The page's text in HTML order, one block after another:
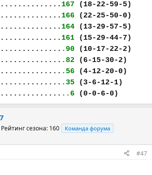
167 (18-22-59-5)
166 (22-25-50-0)
164 (13-29-57-5)
161 (15-29-44-7)
.90 (10-17-22-2)
.82 (6-15-30-2)
.56 (4-12-20-0)
.35 (3-6-12-1)
..6 (0-0-6-0)
Рейтинг сезона: 160 Команда форума
#47